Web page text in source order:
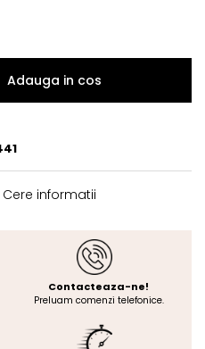
Adauga in cos
Cere informatii
Contacteaza-ne!
Preluam comenzi telefonice.